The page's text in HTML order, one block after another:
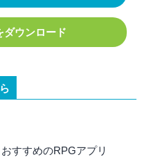
ウンロード
おすすめのRPGアプリ